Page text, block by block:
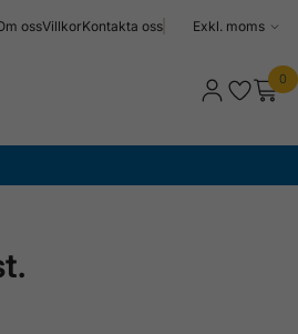
ossVillkorKontakta oss
Välj
0